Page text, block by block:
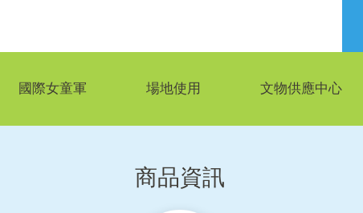
國際女童軍 場地使用 文物供應中心
商品資訊